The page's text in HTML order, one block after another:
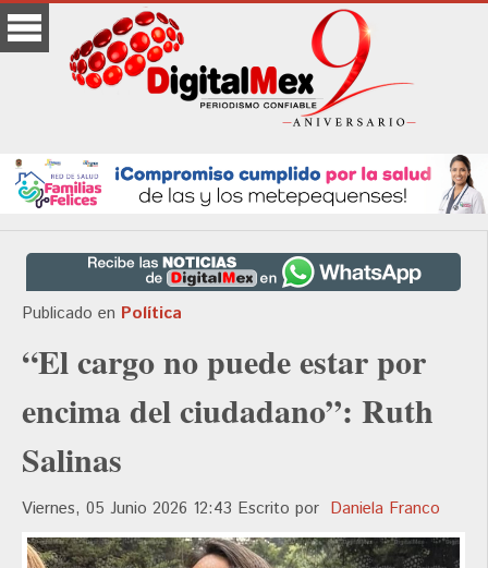
Publicado en Política
“El cargo no puede estar por
encima del ciudadano”: Ruth
Salinas
Viernes, 05 Junio 2026 12:43 Escrito por Daniela Franco